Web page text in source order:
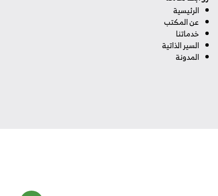
الرئيسية
عن المكتب
خدماتنا
السير الذاتية
المدونة